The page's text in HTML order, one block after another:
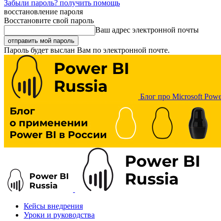
Забыли пароль? получить помощь
восстановление пароля
Восстановите свой пароль
Ваш адрес электронной почты
Пароль будет выслан Вам по электронной почте.
Блог про Microsoft
Кейсы внедрения
Уроки и руководства